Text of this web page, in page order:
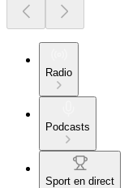
Radio
Podcasts
Sport en direct